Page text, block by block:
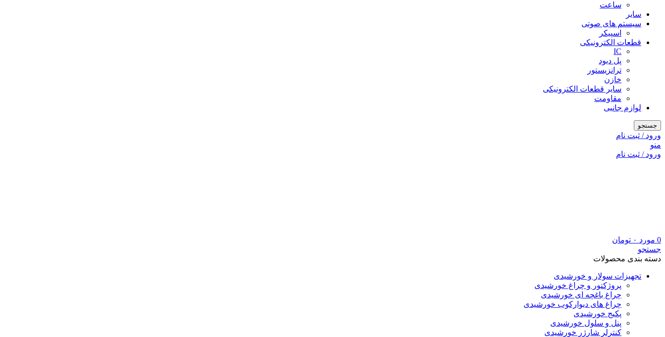
ساعت
سایر
سیستم های صوتی
اسپیکر
قطعات الکترونیکی
IC
پل دیود
ترانزیستور
خازن
سایر قطعات الکترونیکی
مقاومت
لوازم جانبی
جستجو
ورود / ثبت نام
منو
ورود / ثبت نام
0 مورد ۰ تومان
جستجو
دسته بندی محصولات
تجهیزات سولار و خورشیدی
پروژکتور و چراغ خورشیدی
چراغ باغچه ای خورشیدی
چراغ های دیوارکوب خورشیدی
پکیج خورشیدی
پنل و سلول خورشیدی
کنترلر شارژر خورشیدی